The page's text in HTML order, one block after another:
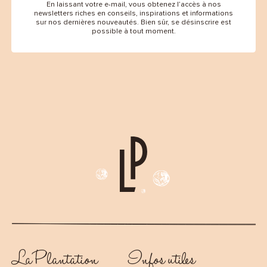
En laissant votre e-mail, vous obtenez l’accès à nos
newsletters riches en conseils, inspirations et informations
sur nos dernières nouveautés. Bien sûr, se désinscrire est
possible à tout moment.
La Plantation Infos utiles